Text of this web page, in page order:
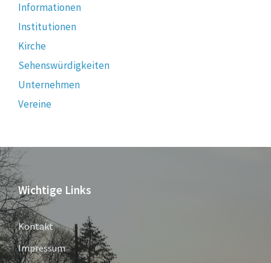
Informationen
Institutionen
Kirche
Sehenswürdigkeiten
Unternehmen
Vereine
Wichtige Links
Kontakt
Impressum